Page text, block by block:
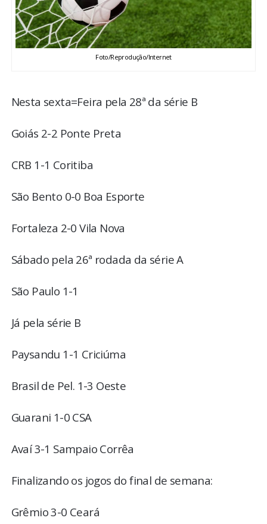
ENQUETE
TV LPB
COLUNISTAS
Foto/Reprodução/Internet
Nesta sexta=Feira pela 28ª da série B
Goiás 2-2 Ponte Preta
CRB 1-1 Coritiba
São Bento 0-0 Boa Esporte
Fortaleza 2-0 Vila Nova
Sábado pela 26ª rodada da série A
São Paulo 1-1
Já pela série B
Paysandu 1-1 Criciúma
Brasil de Pel. 1-3 Oeste
Guarani 1-0 CSA
Avaí 3-1 Sampaio Corrêa
Finalizando os jogos do final de semana:
Grêmio 3-0 Ceará